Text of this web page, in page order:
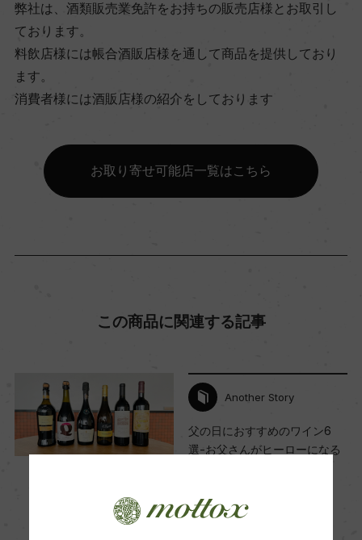
17℃
ビオ情報・認証機関
サステナブル農法
有機JAS認証
海外ワイン専門誌評価歴
Wine Advocate 獲得点
弊社は、酒類販売業免許をお持ちの販売店様とお取引し
ております。
料飲店様には帳合酒販店様を通して商品を提供しており
ます。
消費者様には酒販店様の紹介をしております
お取り寄せ可能店一覧はこちら
この商品に関連する記事
Another Story
父の日におすすめのワイン6
選-お父さんがヒーローになる
ワイン イタリア